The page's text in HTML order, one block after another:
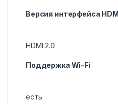
Версия интерфейса HDMI
HDMI 2.0
Поддержка Wi-Fi
есть